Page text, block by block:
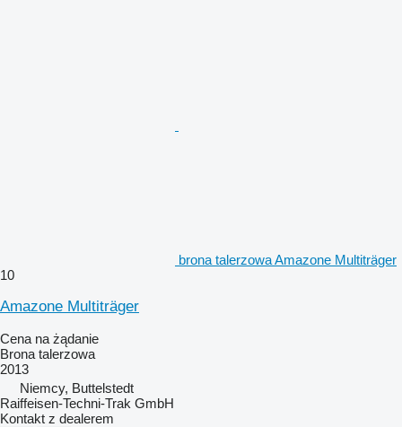
brona talerzowa Amazone Multiträger
10
Amazone Multiträger
Cena na żądanie
Brona talerzowa
2013
Niemcy, Buttelstedt
Raiffeisen-Techni-Trak GmbH
Kontakt z dealerem